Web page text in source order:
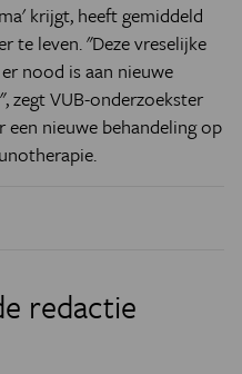
krijgt, heeft gemiddeld
te leven. "Deze vreselijke
nood is aan nieuwe
zegt VUB-onderzoekster
nieuwe behandeling op
redactie